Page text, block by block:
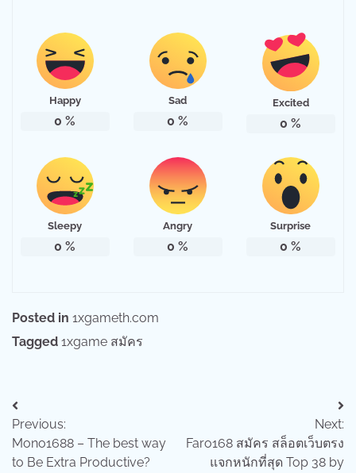
Happy
0 %
Sad
0 %
Excited
0 %
Sleepy
0 %
Angry
0 %
Surprise
0 %
Posted in 1xgameth.com
Tagged 1xgame สมัคร
แนะแนว
เรื่อง
Previous:
Mono1688 – The best way
to Be Extra Productive?
Next:
Faro168 สมัคร สล็อตเว็บตรง
แจกหนักที่สุด Top 38 by